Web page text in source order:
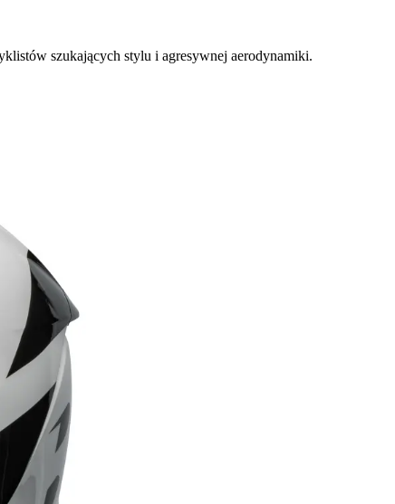
szukających stylu i agresywnej aerodynamiki.